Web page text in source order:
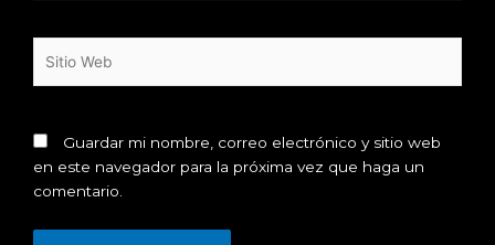
Web
Guardar mi nombre, correo electrónico y sitio web
en este navegador para la próxima vez que haga un
comentario.